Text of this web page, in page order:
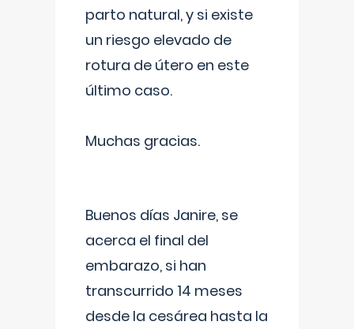
parto natural, y si existe
un riesgo elevado de
rotura de útero en este
último caso.
Muchas gracias.
Buenos días Janire, se
acerca el final del
embarazo, si han
transcurrido 14 meses
desde la cesárea hasta la